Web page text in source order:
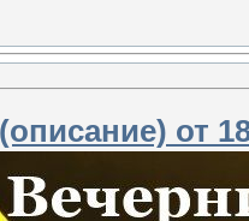
от